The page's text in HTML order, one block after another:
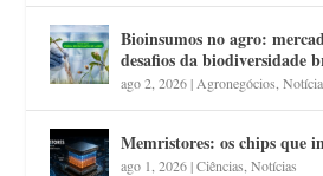
Bioinsumos no agro:
desafios da biodiversidade
ago 2, 2026| Agronegócios ,
Memristores: os chips que
ago 1, 2026|Ciências ,Notícias